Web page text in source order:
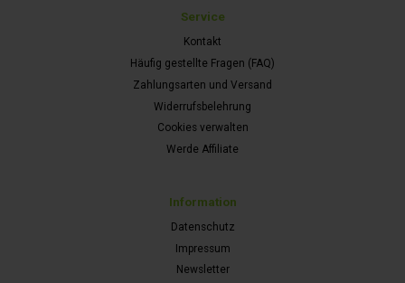
Service
Kontakt
Häufig gestellte Fragen (FAQ)
Zahlungsarten und Versand
Widerrufsbelehrung
Cookies verwalten
Werde Affiliate
Information
Datenschutz
Impressum
Newsletter